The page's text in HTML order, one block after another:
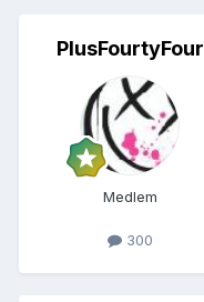
PlusFourtyFour
Medlem
300